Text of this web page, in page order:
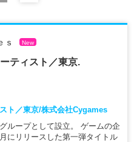
ｓ New
ティスト／東京.
ト／東京/株式会社Cygames
ループとして設立。 ゲームの企
にリリースした第一弾タイトル